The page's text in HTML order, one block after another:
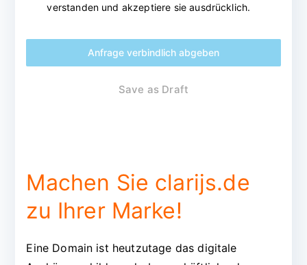
verstanden und akzeptiere sie ausdrücklich.
Anfrage verbindlich abgeben
Save as Draft
Machen Sie clarijs.de
zu Ihrer Marke!
Eine Domain ist heutzutage das digitale